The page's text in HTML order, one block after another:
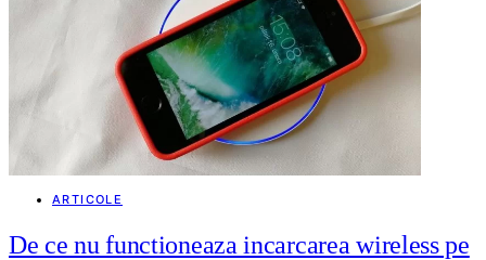
ARTICOLE
De ce nu functioneaza incarcarea wireless pe